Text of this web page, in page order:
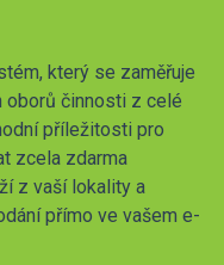
který se zaměřuje
oborů činnosti z celé
příležitosti pro
zcela zdarma
z vaší lokality a
přímo ve vašem e-